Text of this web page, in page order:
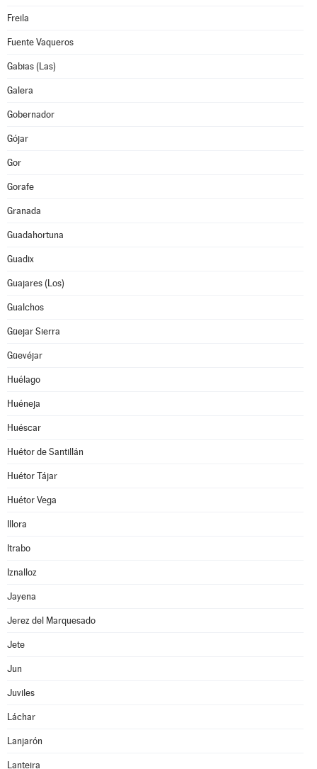
Freila
Fuente Vaqueros
Gabias (Las)
Galera
Gobernador
Gójar
Gor
Gorafe
Granada
Guadahortuna
Guadix
Guajares (Los)
Gualchos
Güejar Sierra
Güevéjar
Huélago
Huéneja
Huéscar
Huétor de Santillán
Huétor Tájar
Huétor Vega
Illora
Itrabo
Iznalloz
Jayena
Jerez del Marquesado
Jete
Jun
Juviles
Láchar
Lanjarón
Lanteira